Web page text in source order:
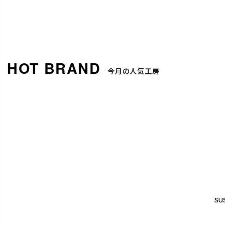
今月の人気工房